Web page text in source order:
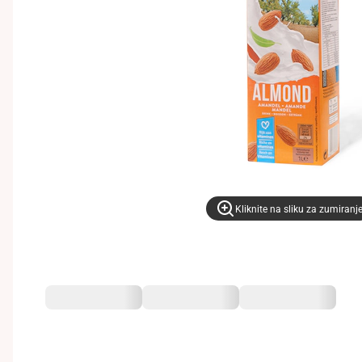
Kliknite na sliku za zumiranje